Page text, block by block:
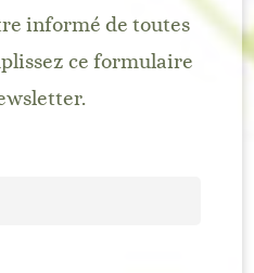
informé de toutes
ce formulaire